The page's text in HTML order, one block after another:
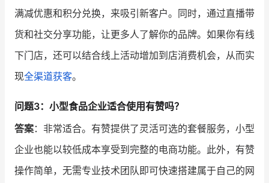
满减优惠和积分兑换，来吸引新客户。同时，通过直播带
货和社交分享功能，让更多人了解你的品牌。如果你有线
下门店，还可以结合线上活动增加到店消费机会，从而实
现全渠道获客。
问题3：小型食品企业适合使用有赞吗？
答案：非常适合。有赞提供了灵活可选的套餐服务，小型
企业也能以较低成本享受到完整的电商功能。此外，有赞
操作简单，无需专业技术团队即可快速搭建属于自己的网